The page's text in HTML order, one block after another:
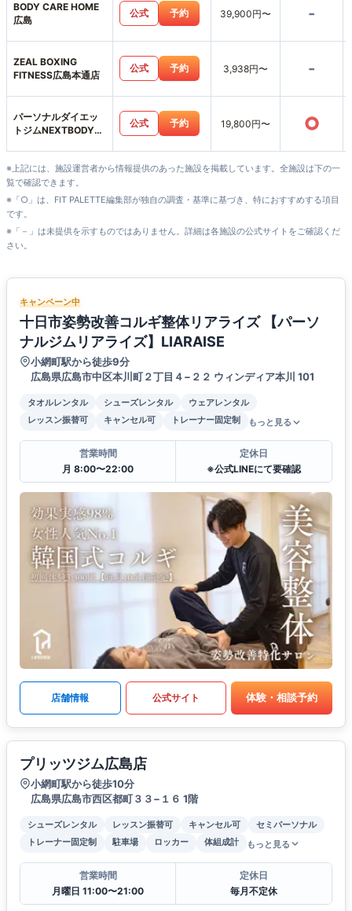
BODY CARE HOME
広島
公式 予約 39,900円〜 -
ZEAL BOXING
FITNESS広島本通店
公式 予約 3,938円〜 -
パーソナルダイエッ
トジムNEXTBODY広
公式 予約 19,800円〜 ○
※上記には、施設運営者から情報提供のあった施設を掲載しています。全施設は下の一
覧で確認できます。
※「○」は、FIT PALETTE編集部が独自の調査・基準に基づき、特におすすめする項目
です。
※「－」は未提供を示すものではありません。詳細は各施設の公式サイトをご確認くだ
さい。
キャンペーン中
十日市姿勢改善コルギ整体リアライズ 【パーソ
ナルジムリアライズ】LIARAISE
小網町駅から徒歩9分
広島県広島市中区本川町２丁目４−２２ ウィンディア本川 101
タオルレンタル シューズレンタル
ウェアレンタル
レッスン振替可
キャンセル可 トレーナー固定制 もっと見る
営業時間
月 8:00〜22:00
定休日
※公式LINEにて要確認
店舗情報 公式サイト 体験・相談予約
プリッツジム広島店
小網町駅から徒歩10分
広島県広島市西区都町３３−１６ 1階
シューズレンタル レッスン振替可 キャンセル可
セミパーソナル
トレーナー固定制
駐車場 ロッカー 体組成計 もっと見る
営業時間
月曜日 11:00〜21:00
定休日
毎月不定休